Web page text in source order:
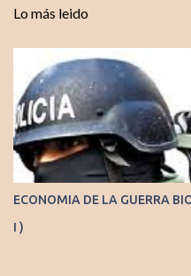
Lo más leido
ECONOMIA DE LA GUERRA
I )